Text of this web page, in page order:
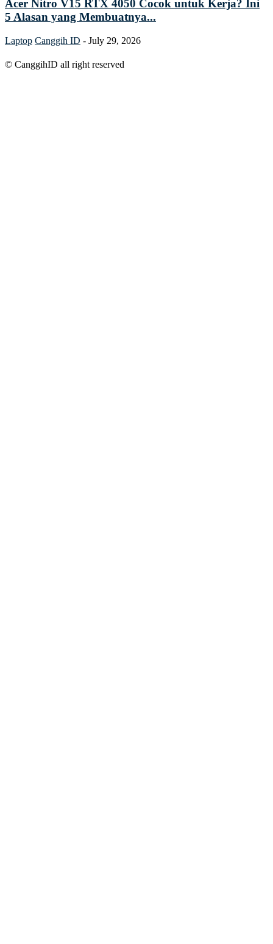
Acer Nitro V15 RTX 4050 Cocok untuk Kerja? Ini
5 Alasan yang Membuatnya...
Laptop Canggih ID - July 29, 2026
© CanggihID all right reserved